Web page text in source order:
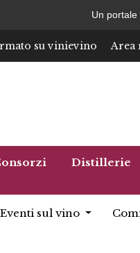
Un
su vinievino Area
Distillerie
sul vino